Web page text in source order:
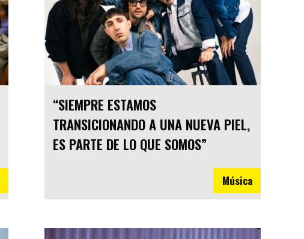
“SIEMPRE ESTAMOS
TRANSICIONANDO A UNA NUEVA PIEL,
ES PARTE DE LO QUE SOMOS”
Música